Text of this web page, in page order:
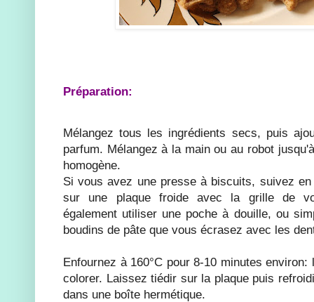
Préparation:
Mélangez tous les ingrédients secs, puis
parfum. Mélangez à la main ou au robot
homogène.
Si vous avez une presse à biscuits, suivez
sur une plaque froide avec la grille de
également utiliser une poche à douille, ou
boudins de pâte que vous écrasez avec les
Enfournez à 160°C pour 8-10 minutes
colorer. Laissez tiédir sur la plaque puis
dans une boîte hermétique.